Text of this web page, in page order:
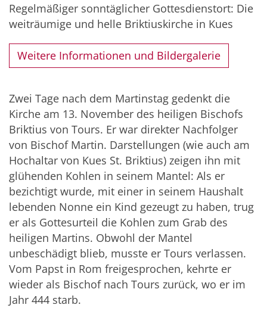
Regelmäßiger sonntäglicher Gottesdienstort: Die
weiträumige und helle Briktiuskirche in Kues
Weitere Informationen und Bildergalerie
Zwei Tage nach dem Martinstag gedenkt die
Kirche am 13. November des heiligen Bischofs
Briktius von Tours. Er war direkter Nachfolger
von Bischof Martin. Darstellungen (wie auch am
Hochaltar von Kues St. Briktius) zeigen ihn mit
glühenden Kohlen in seinem Mantel: Als er
bezichtigt wurde, mit einer in seinem Haushalt
lebenden Nonne ein Kind gezeugt zu haben, trug
er als Gottesurteil die Kohlen zum Grab des
heiligen Martins. Obwohl der Mantel
unbeschädigt blieb, musste er Tours verlassen.
Vom Papst in Rom freigesprochen, kehrte er
wieder als Bischof nach Tours zurück, wo er im
Jahr 444 starb.